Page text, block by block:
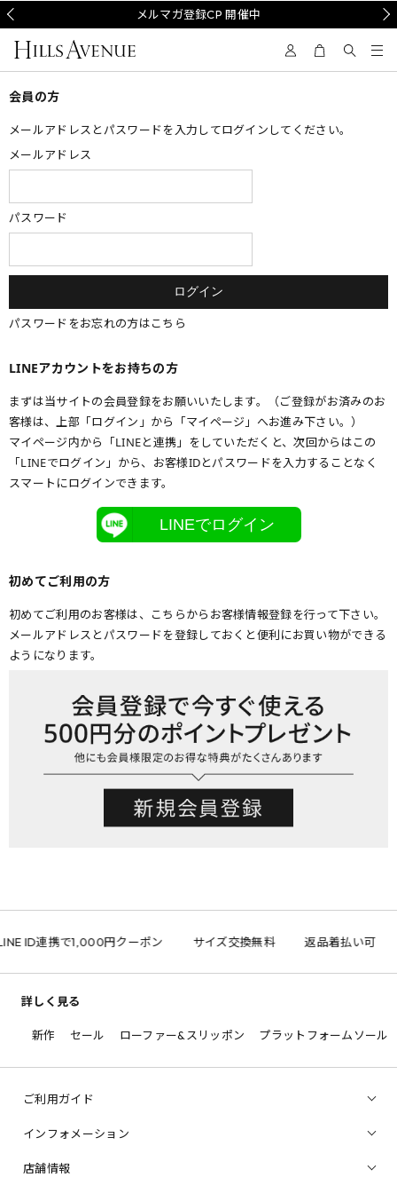
メルマガ登録CP 開催中
会員の方
メールアドレスとパスワードを入力してログインしてください。
メールアドレス
パスワード
パスワードをお忘れの方はこちら
LINEアカウントをお持ちの方
まずは当サイトの会員登録をお願いいたします。（ご登録がお済みのお
客様は、上部「ログイン」から「マイページ」へお進み下さい。）
マイページ内から「LINEと連携」をしていただくと、次回からはこの
「LINEでログイン」から、お客様IDとパスワードを入力することなく
スマートにログインできます。
LINEでログイン
初めてご利用の方
初めてご利用のお客様は、こちらからお客様情報登録を行って下さい。
メールアドレスとパスワードを登録しておくと便利にお買い物ができる
ようになります。
ID連携で1,000円クーポン サイズ交換無料 返品着払い可
詳しく見る
新作 セール ローファー&スリッポン プラットフォームソール
ご利用ガイド
インフォメーション
店舗情報